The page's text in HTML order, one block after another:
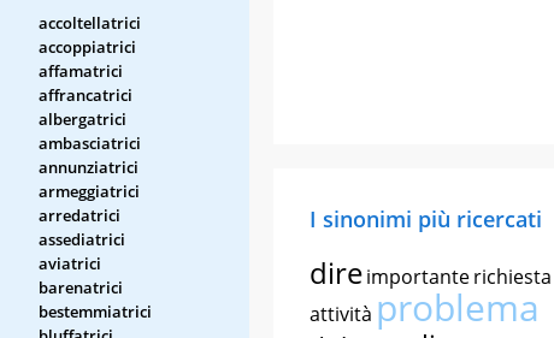
accoltellatrici
accoppiatrici
affamatrici
affrancatrici
albergatrici
ambasciatrici
annunziatrici
armeggiatrici
arredatrici
assediatrici
aviatrici
barenatrici
bestemmiatrici
I sinonimi più ricercati
direimportanterichiesta
attività problema